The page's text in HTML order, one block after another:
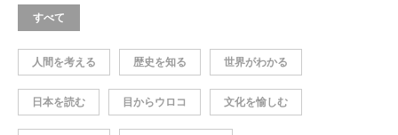
すべて
人間を考える 歴史を知る 世界がわかる
日本を読む 目からウロコ 文化を愉しむ